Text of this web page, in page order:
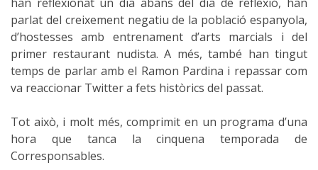
parlat del creixement negatiu de la població espanyola,
d’hostesses amb entrenament d’arts marcials i del
primer restaurant nudista. A més, també han tingut
temps de parlar amb el Ramon Pardina i repassar com
va reaccionar Twitter a fets històrics del passat.
Tot això, i molt més, comprimit en un programa d’una
hora que tanca la cinquena temporada de
Corresponsables.